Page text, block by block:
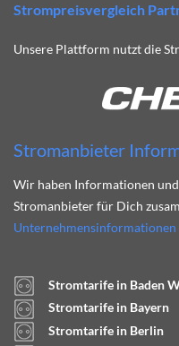
Strompreisvergleich
Unsere Plattform nutzt die
Stromanbieter
Wir haben Informationen
Stromanbieter für Dich
Unternehmensinformationen
Stromtarife in Baden
Stromtarife in Bayern
Stromtarife in Berlin